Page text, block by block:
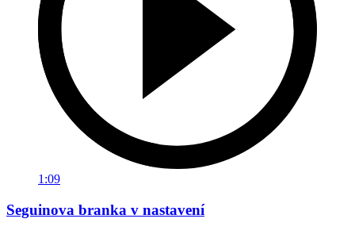
1:09
Seguinova branka v nastavení